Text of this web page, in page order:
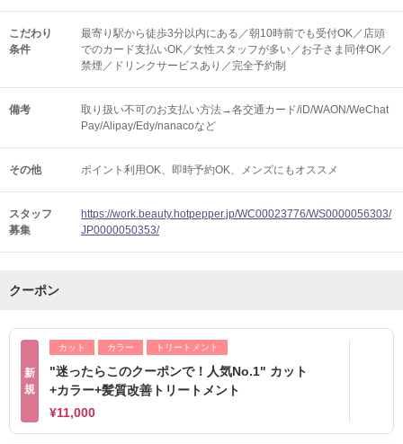
こだわり
条件
最寄り駅から徒歩3分以内にある／朝10時前でも受付OK／店頭
でのカード支払いOK／女性スタッフが多い／お子さま同伴OK／
禁煙／ドリンクサービスあり／完全予約制
備考
取り扱い不可のお支払い方法→各交通カード/iD/WAON/WeChat
Pay/Alipay/Edy/nanacoなど
その他 ポイント利用OK 即時予約OK メンズにもオススメ
スタッフ
募集
https://work.beauty.hotpepper.jp/WC00023776/WS0000056303/
JP0000050353/
クーポン
新
規
カット カラー トリートメント
"迷ったらこのクーポンで！人気No.1" カット
+カラー+髪質改善トリートメント
¥11,000